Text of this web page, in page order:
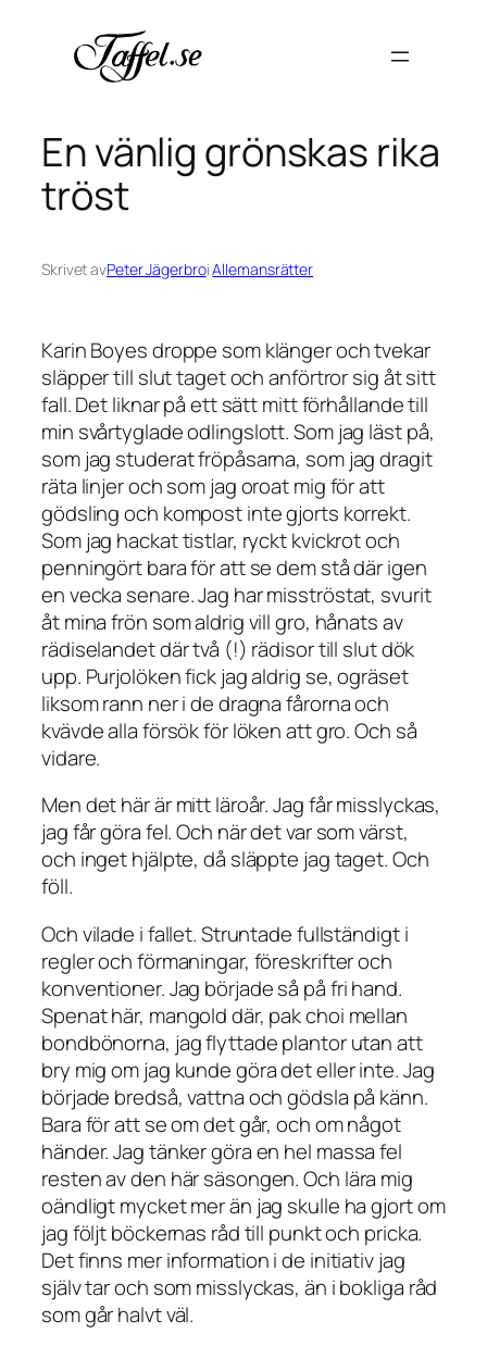
innehåll
En vänlig grönskas rika
tröst
Skrivet avPeter JägerbroiAllemansrätter
Karin Boyes droppe som klänger och tvekar
släpper till slut taget och anförtror sig åt sitt
fall. Det liknar på ett sätt mitt förhållande till
min svårtyglade odlingslott. Som jag läst på,
som jag studerat fröpåsarna, som jag dragit
räta linjer och som jag oroat mig för att
gödsling och kompost inte gjorts korrekt.
Som jag hackat tistlar, ryckt kvickrot och
penningört bara för att se dem stå där igen
en vecka senare. Jag har misströstat, svurit
åt mina frön som aldrig vill gro, hånats av
rädiselandet där två (!) rädisor till slut dök
upp. Purjolöken fick jag aldrig se, ogräset
liksom rann ner i de dragna fårorna och
kvävde alla försök för löken att gro. Och så
vidare.
Men det här är mitt läroår. Jag får misslyckas,
jag får göra fel. Och när det var som värst,
och inget hjälpte, då släppte jag taget. Och
föll.
Och vilade i fallet. Struntade fullständigt i
regler och förmaningar, föreskrifter och
konventioner. Jag började så på fri hand.
Spenat här, mangold där, pak choi mellan
bondbönorna, jag flyttade plantor utan att
bry mig om jag kunde göra det eller inte. Jag
började bredså, vattna och gödsla på känn.
Bara för att se om det går, och om något
händer. Jag tänker göra en hel massa fel
resten av den här säsongen. Och lära mig
oändligt mycket mer än jag skulle ha gjort om
jag följt böckernas råd till punkt och pricka.
Det finns mer information i de initiativ jag
själv tar och som misslyckas, än i bokliga råd
som går halvt väl.